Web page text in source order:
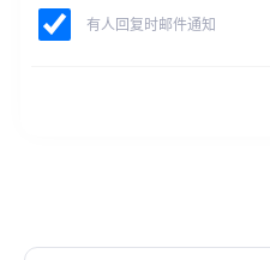
有人回复时邮件通知